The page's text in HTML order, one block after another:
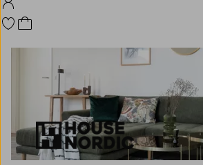
Log ind på Homeroom
Gå til favoritmarkerede produkter
Gå til indkøbskurven
House Nordic